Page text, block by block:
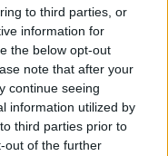
to third parties, or
information for
the below opt-out
note that after your
continue seeing
information utilized by
third parties prior to
out of the further
a déploré